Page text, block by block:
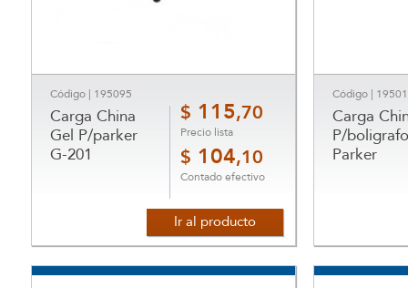
Código | 195095
Carga China
Gel P/parker
G-201
$ 115,70
Precio lista
$ 104,10
Contado efectivo
Ir al producto
Código |
Carga
P/boligrafo
Parker